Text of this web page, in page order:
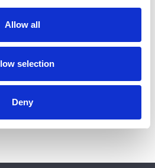
Allow all
selection
Deny
alles graveren!
het belangrijkste!